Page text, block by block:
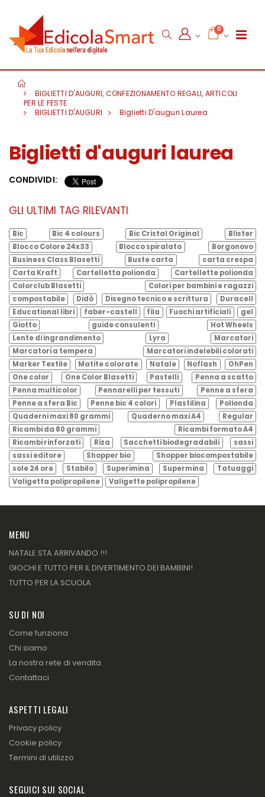
0
BIGLIETTI D'AUGURI, CONFEZIONAMENTO REGALI, ARTICOLI
PER LE FESTE
BIGLIETTI D'AUGURI
Biglietti D'auguri Laurea
Biglietti d'auguri laurea
CONDIVIDI:
GLI ULTIMI TAG RILEVANTI
Bic Bic 4 colours Bic Cristal Original
Blister
Blocco Colore 24x33
Blocco spiralato
Borgonovo
Business Class Blasetti
Buste carta
carta crespa
Carta Kraft
Cartelletta polionda
Cartellette polionda
Colorclub Blasetti
Colori per bambini e ragazzi
compostabile
Didò Disegno tecnico e scrittura
Duracell
Educational libri
faber-castell fila Fuochi artificiali
gel
Giotto
guide consulenti
Hot Wheels
Lente di ingrandimento
Lyra
Marcatori
Marcatori a tempera
Marcatori indelebili colorati
Marker Textile
Matite colorate Natale Noflash
OhPen
One color
One Color Blasetti Pastelli
Penna a scatto
Penna multicolor
Pennarelli per tessuti
Penne a sfera
Penne a sfera Bic
Penne bic 4 colori Plastilina
Polionda
Quaderni maxi 80 grammi
Quaderno maxi A4
Regular
Ricambi da 80 grammi
Ricambi formato A4
Ricambi rinforzati
Riza Sacchetti biodegradabili
sassi
sassi editore
Shopper bio
Shopper biocompostabile
sole 24 ore
Stabilo Superimina Supermina
Tatuaggi
Valigetta polipropilene
Valigette polipropilene
MENU
NATALE STA ARRIVANDO !!!
GIOCHI E TUTTO PER IL DIVERTIMENTO DEI BAMBINI!
TUTTO PER LA SCUOLA
SU DI NOI
Come funziona
Chi siamo
La nostra rete di vendita
Contattaci
ASPETTI LEGALI
Privacy policy
Cookie policy
Termini di utilizzo
SEGUICI SUI SOCIAL